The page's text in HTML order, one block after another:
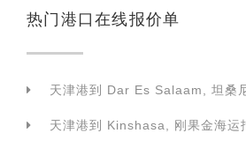
热门港口在线报价单
天津港到 Dar Es Salaam, 坦桑
天津港到 Kinshasa, 刚果金海运